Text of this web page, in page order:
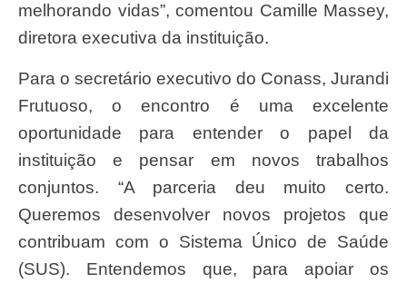
melhorando vidas”, comentou Camille Massey,
diretora executiva da instituição.
Para o secretário executivo do Conass, Jurandi
Frutuoso, o encontro é uma excelente
oportunidade para entender o papel da
instituição e pensar em novos trabalhos
conjuntos. “A parceria deu muito certo.
Queremos desenvolver novos projetos que
contribuam com o Sistema Único de Saúde
(SUS). Entendemos que, para apoiar os